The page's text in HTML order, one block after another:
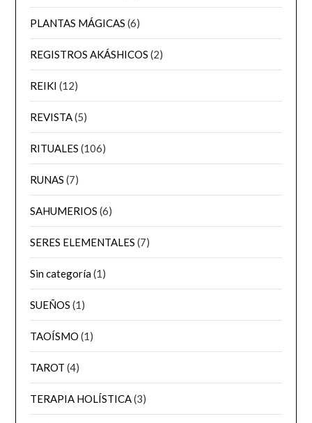
PLANTAS MÁGICAS (6)
REGISTROS AKÁSHICOS (2)
REIKI (12)
REVISTA(5)
RITUALES (106)
RUNAS (7)
SAHUMERIOS (6)
SERES ELEMENTALES (7)
Sin categoría(1)
SUEÑOS (1)
TAOÍSMO (1)
TAROT (4)
TERAPIA HOLÍSTICA(3)